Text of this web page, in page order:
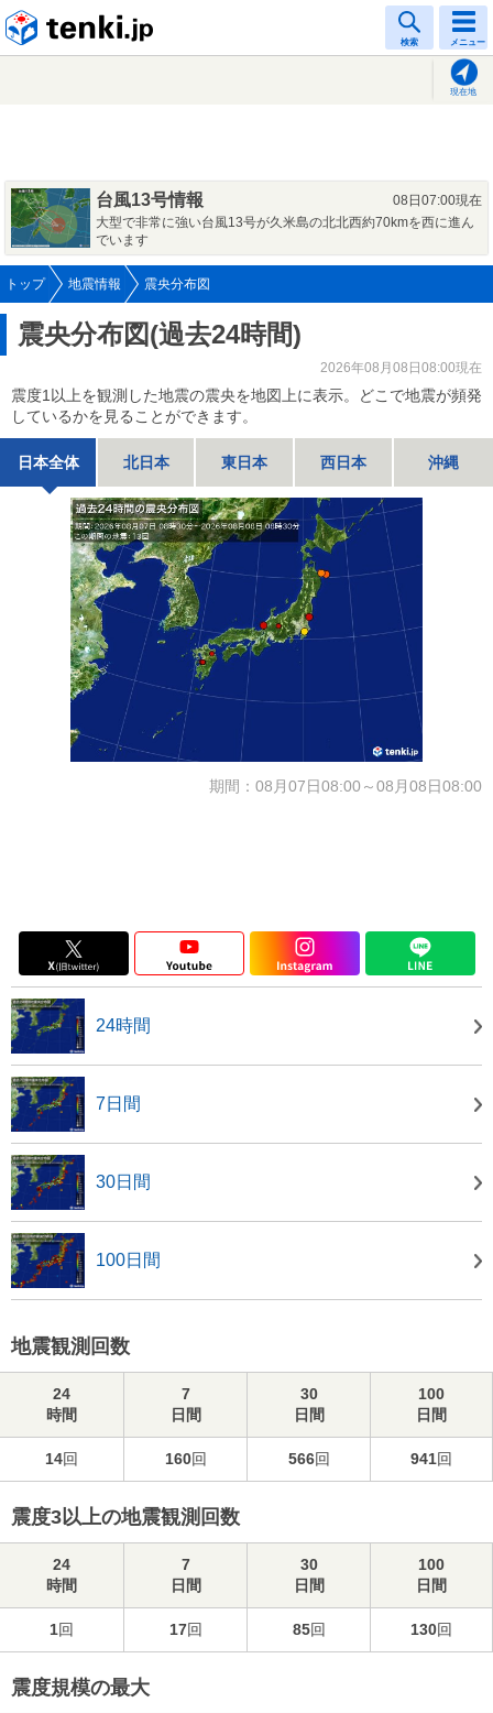
検索 メニュー
現在地
台風13号情報
08日07:00現在
大型で非常に強い台風13号が久米島の北北西約70kmを西に進ん
でいます
トップ 地震情報 震央分布図
震央分布図(過去24時間)
2026年08月08日08:00現在
震度1以上を観測した地震の震央を地図上に表示。どこで地震が頻発
しているかを見ることができます。
日本全体 北日本 東日本 西日本 沖縄
期間：08月07日08:00～08月08日08:00
24時間
7日間
30日間
100日間
地震観測回数
24
時間
7
日間
30
日間
100
日間
14回 160回 566回 941回
震度3以上の地震観測回数
24
時間
7
日間
30
日間
100
日間
1回 17回 85回 130回
震度規模の最大